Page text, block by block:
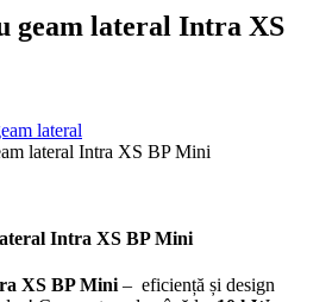
geam lateral Intra XS
lateral
lateral Intra XS BP Mini
Intra XS BP Mini
XS BP Mini – eficiență și design